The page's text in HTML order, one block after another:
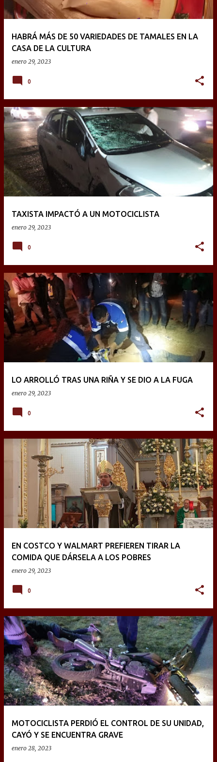
HABRÁ MÁS DE 50 VARIEDADES DE TAMALES EN LA
CASA DE LA CULTURA
enero 29, 2023
0
TAXISTA IMPACTÓ A UN MOTOCICLISTA
enero 29, 2023
0
LO ARROLLÓ TRAS UNA RIÑA Y SE DIO A LA FUGA
enero 29, 2023
0
EN COSTCO Y WALMART PREFIEREN TIRAR LA
COMIDA QUE DÁRSELA A LOS POBRES
enero 29, 2023
0
MOTOCICLISTA PERDIÓ EL CONTROL DE SU UNIDAD,
CAYÓ Y SE ENCUENTRA GRAVE
enero 28, 2023